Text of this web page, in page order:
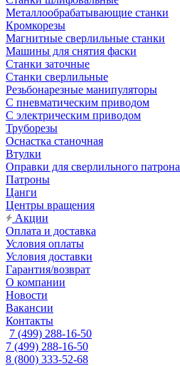
Металлообрабатывающие станки
Кромкорезы
Магнитные сверлильные станки
Машины для снятия фаски
Станки заточные
Станки сверлильные
Резьбонарезные манипуляторы
С пневматическим приводом
С электрическим приводом
Труборезы
Оснастка станочная
Втулки
Оправки для сверлильного патрона
Патроны
Цанги
Центры вращения
Акции
Оплата и доставка
Условия оплаты
Условия доставки
Гарантия/возврат
О компании
Новости
Вакансии
Контакты
7 (499) 288-16-50
7 (499) 288-16-50
8 (800) 333-52-68